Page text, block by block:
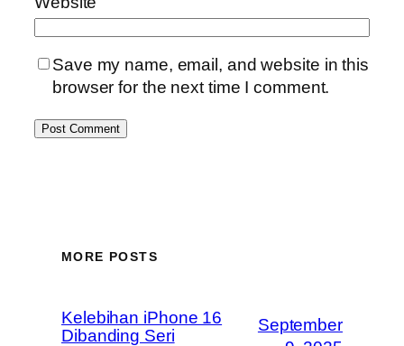
Save my name, email, and website in this
browser for the next time I comment.
MORE POSTS
Kelebihan iPhone 16
Dibanding Seri
September